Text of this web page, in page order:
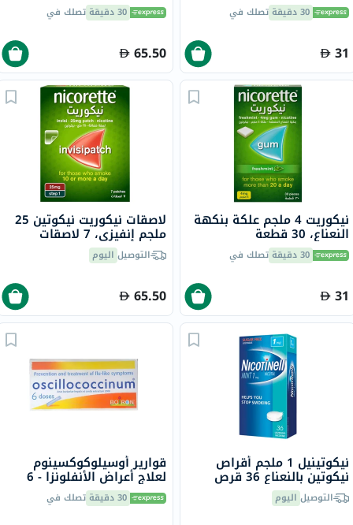
30 دقيقة تصلك في
31
30 دقيقة تصلك في
65.50
نيكوريت 4 ملجم علكة بنكهة
النعناع، ​​30 قطعة
30 دقيقة تصلك في
31
لاصقات نيكوريت نيكوتين 25
ملجم إنفيزي، 7 لاصقات
التوصيل اليوم
65.50
نيكوتينيل 1 ملجم أقراص
نيكوتين بالنعناع 36 قرص
التوصيل اليوم
قوارير أوسيلوكوكسينوم
لعلاج أعراض الأنفلونزا - 6
قوارير 30 دقيقة تصلك في